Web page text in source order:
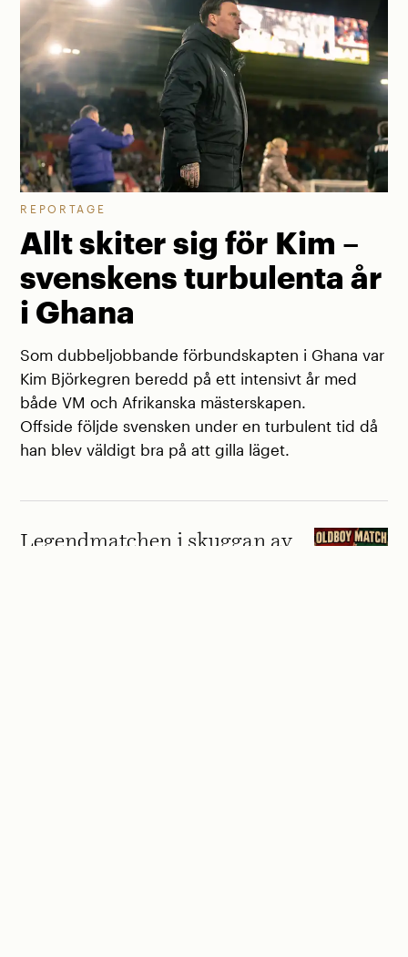
REPORTAGE
Allt skiter sig för Kim –
svenskens turbulenta år
i Ghana
Som dubbeljobbande förbundskapten i Ghana var
Kim Björkegren beredd på ett intensivt år med
både VM och Afrikanska mästerskapen.
Offside följde svensken under en turbulent tid då
han blev väldigt bra på att gilla läget.
Legendmatchen i skuggan av